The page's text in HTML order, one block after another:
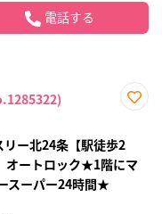
電話する
り登
録
リー北24条【駅徒歩2
オートロック★1階にマ
スーパー24時間★